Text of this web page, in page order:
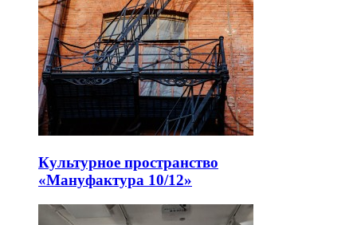
Культурное пространство
«Мануфактура 10/12»